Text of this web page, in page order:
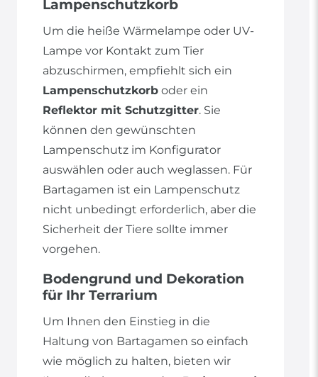
Lampenschutzkorb
Um die heiße Wärmelampe oder UV-
Lampe vor Kontakt zum Tier
abzuschirmen, empfiehlt sich ein
Lampenschutzkorb oder ein
Reflektor mit Schutzgitter. Sie
können den gewünschten
Lampenschutz im Konfigurator
auswählen oder auch weglassen. Für
Bartagamen ist ein Lampenschutz
nicht unbedingt erforderlich, aber die
Sicherheit der Tiere sollte immer
vorgehen.
Bodengrund und Dekoration
für Ihr Terrarium
Um Ihnen den Einstieg in die
Haltung von Bartagamen so einfach
wie möglich zu halten, bieten wir